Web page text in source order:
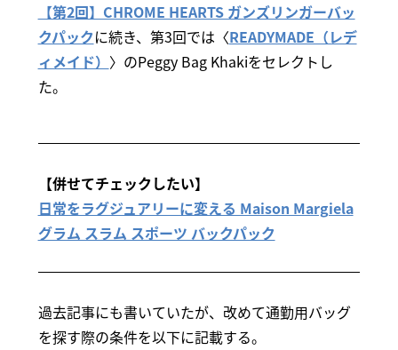
【第2回】CHROME HEARTS ガンズリンガーバッ
クパックに続き、第3回では〈READYMADE（レデ
ィメイド） 〉のPeggy Bag Khakiをセレクトし
た。
【併せてチェックしたい】
日常をラグジュアリーに変える Maison Margiela
グラム スラム スポーツ バックパック
過去記事にも書いていたが、改めて通勤用バッグ
を探す際の条件を以下に記載する。